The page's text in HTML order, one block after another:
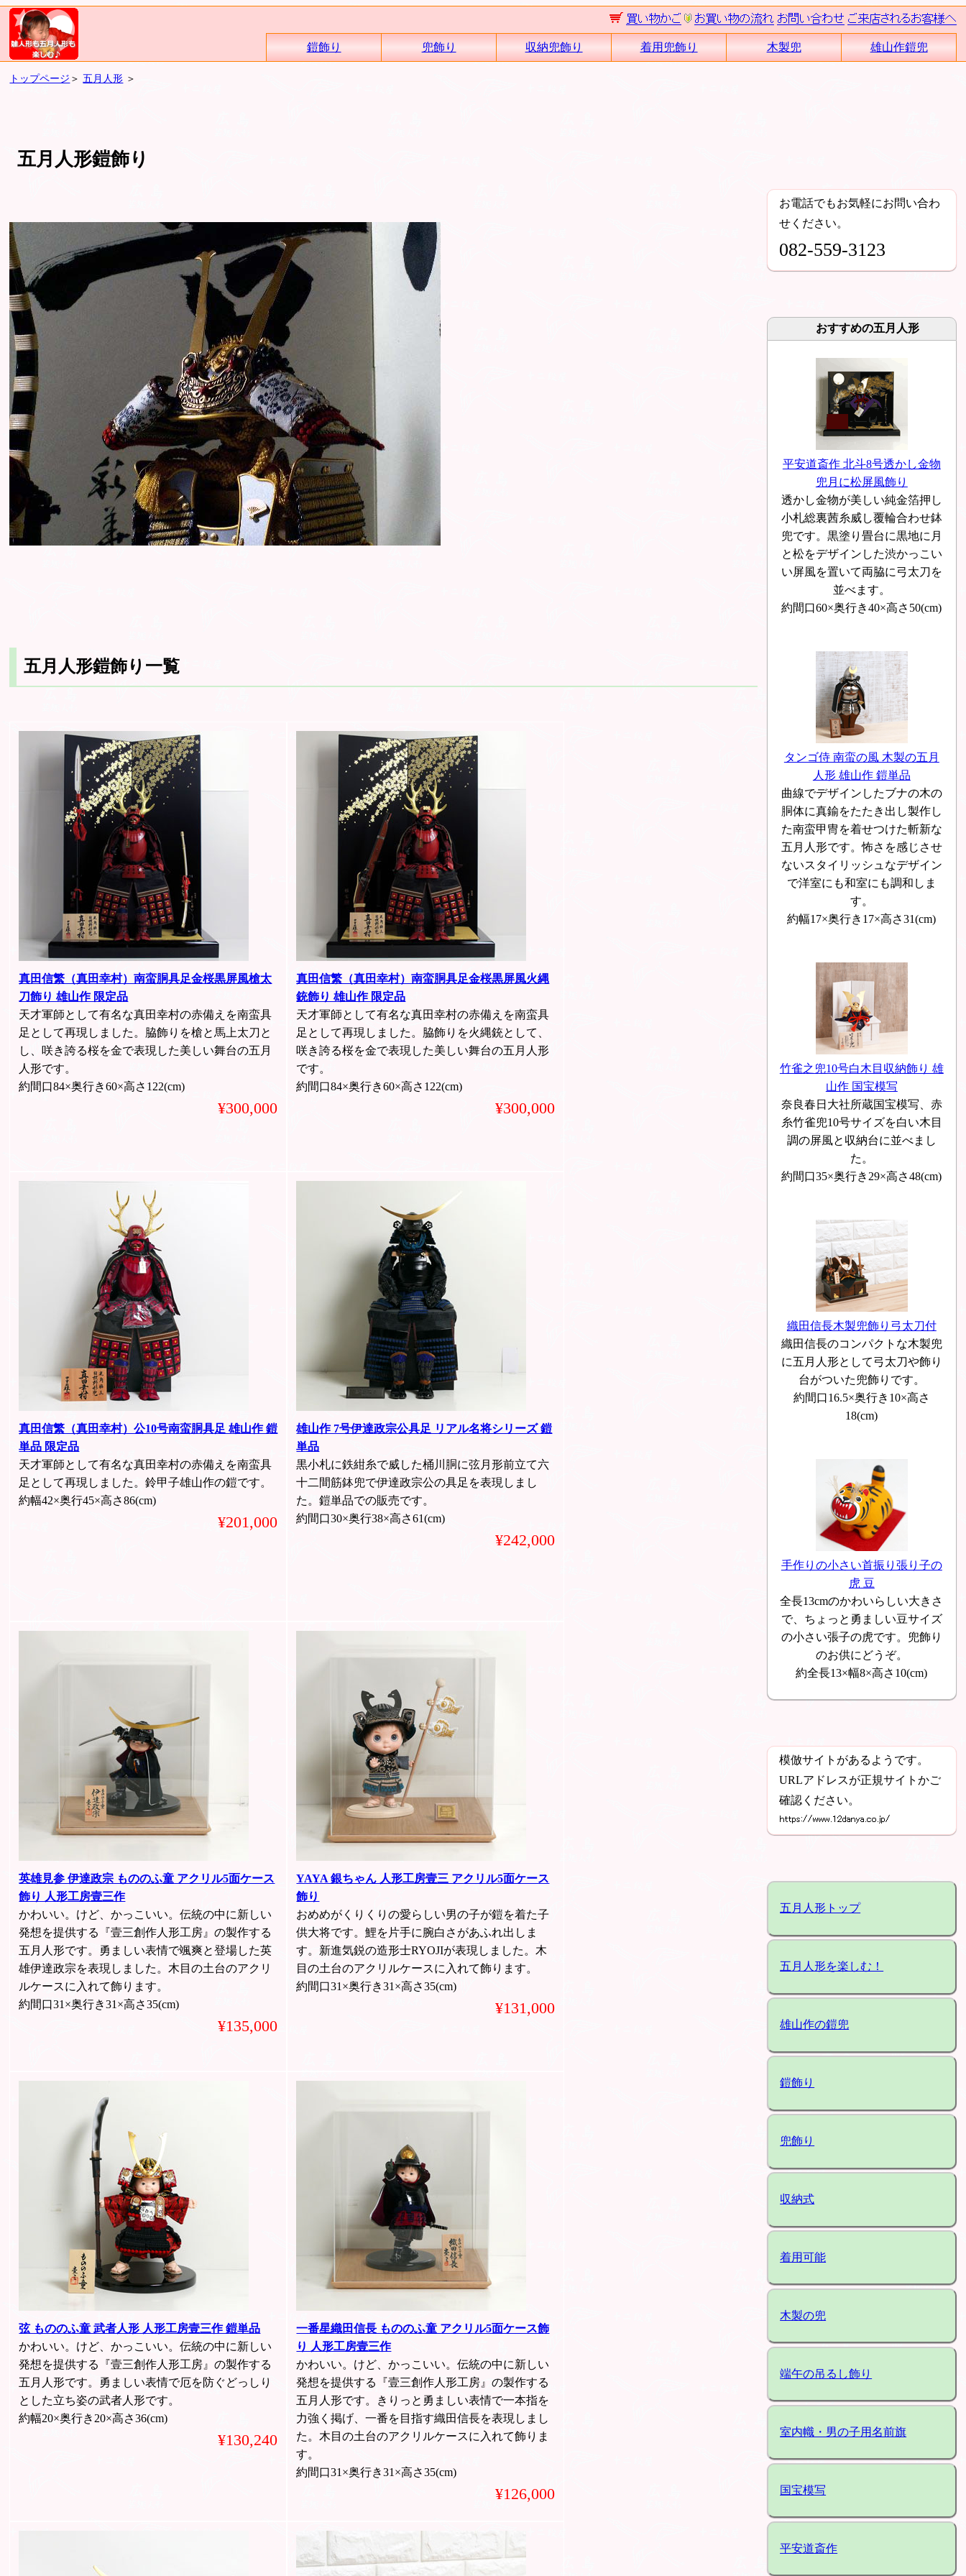
鎧飾り 兜飾り 収納兜飾り 着用兜飾り 木製兜 雄山作鎧兜
トップページ ＞五月人形 ＞
五月人形鎧飾り
五月人形鎧飾り一覧
真田信繁（真田幸村）南蛮胴具足金桜黒屏風槍太
刀飾り 雄山作 限定品
天才軍師として有名な真田幸村の赤備えを南蛮具
足として再現しました。脇飾りを槍と馬上太刀と
し、咲き誇る桜を金で表現した美しい舞台の五月
人形です。
約間口84×奥行き60×高さ122(cm)
¥300,000
真田信繁（真田幸村）南蛮胴具足金桜黒屏風火縄
銃飾り 雄山作 限定品
天才軍師として有名な真田幸村の赤備えを南蛮具
足として再現しました。脇飾りを火縄銃として、
咲き誇る桜を金で表現した美しい舞台の五月人形
です。
約間口84×奥行き60×高さ122(cm)
¥300,000
真田信繁（真田幸村）公10号南蛮胴具足 雄山作 鎧
単品 限定品
天才軍師として有名な真田幸村の赤備えを南蛮具
足として再現しました。鈴甲子雄山作の鎧です。
約幅42×奥行45×高さ86(cm)
¥201,000
雄山作 7号伊達政宗公具足 リアル名将シリーズ 鎧
単品
黒小札に鉄紺糸で威した桶川胴に弦月形前立て六
十二間筋鉢兜で伊達政宗公の具足を表現しまし
た。鎧単品での販売です。
約間口30×奥行38×高さ61(cm)
¥242,000
英雄見参 伊達政宗 もののふ童 アクリル5面ケース
飾り 人形工房壹三作
かわいい。けど、かっこいい。伝統の中に新しい
発想を提供する『壹三創作人形工房』の製作する
五月人形です。勇ましい表情で颯爽と登場した英
雄伊達政宗を表現しました。木目の土台のアクリ
ルケースに入れて飾ります。
約間口31×奥行き31×高さ35(cm)
¥135,000
YAYA 銀ちゃん 人形工房壹三 アクリル5面ケース
飾り
おめめがくりくりの愛らしい男の子が鎧を着た子
供大将です。鯉を片手に腕白さがあふれ出しま
す。新進気鋭の造形士RYOJIが表現しました。木
目の土台のアクリルケースに入れて飾ります。
約間口31×奥行き31×高さ35(cm)
¥131,000
弦 もののふ童 武者人形 人形工房壹三作 鎧単品
かわいい。けど、かっこいい。伝統の中に新しい
発想を提供する『壹三創作人形工房』の製作する
五月人形です。勇ましい表情で厄を防ぐどっしり
とした立ち姿の武者人形です。
約幅20×奥行き20×高さ36(cm)
¥130,240
一番星織田信長 もののふ童 アクリル5面ケース飾
り 人形工房壹三作
かわいい。けど、かっこいい。伝統の中に新しい
発想を提供する『壹三創作人形工房』の製作する
五月人形です。きりっと勇ましい表情で一本指を
力強く掲げ、一番を目指す織田信長を表現しまし
た。木目の土台のアクリルケースに入れて飾りま
す。
約間口31×奥行き31×高さ35(cm)
¥126,000
お電話でもお気軽にお問い合わ
せください。
082-559-3123
おすすめの五月人形
平安道斎作 北斗8号透かし金物
兜月に松屏風飾り
透かし金物が美しい純金箔押し
小札総裏茜糸威し覆輪合わせ鉢
兜です。黒塗り畳台に黒地に月
と松をデザインした渋かっこい
い屏風を置いて両脇に弓太刀を
並べます。
約間口60×奥行き40×高さ50(cm)
タンゴ侍 南蛮の風 木製の五月
人形 雄山作 鎧単品
曲線でデザインしたブナの木の
胴体に真鍮をたたき出し製作し
た南蛮甲冑を着せつけた斬新な
五月人形です。怖さを感じさせ
ないスタイリッシュなデザイン
で洋室にも和室にも調和しま
す。
約幅17×奥行き17×高さ31(cm)
竹雀之兜10号白木目収納飾り 雄
山作 国宝模写
奈良春日大社所蔵国宝模写、赤
糸竹雀兜10号サイズを白い木目
調の屏風と収納台に並べまし
た。
約間口35×奥行き29×高さ48(cm)
織田信長木製兜飾り弓太刀付
織田信長のコンパクトな木製兜
に五月人形として弓太刀や飾り
台がついた兜飾りです。
約間口16.5×奥行き10×高さ
18(cm)
手作りの小さい首振り張り子の
虎 豆
全長13cmのかわいらしい大きさ
で、ちょっと勇ましい豆サイズ
の小さい張子の虎です。兜飾り
のお供にどうぞ。
約全長13×幅8×高さ10(cm)
模倣サイトがあるようです。
URLアドレスが正規サイトかご
確認ください。
五月人形トップ
五月人形を楽しむ！
雄山作の鎧兜
鎧飾り
兜飾り
収納式
着用可能
木製の兜
端午の吊るし飾り
室内幟・男の子用名前旗
国宝模写
平安道斎作